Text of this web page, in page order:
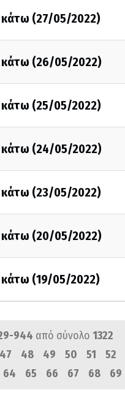
κάτω (27/05/2022)
κάτω (26/05/2022)
κάτω (25/05/2022)
κάτω (24/05/2022)
κάτω (23/05/2022)
κάτω (20/05/2022)
κάτω (19/05/2022)
944 από σύνολο 1322
47 48 49 50 51 52
64 65 66 67 68 69